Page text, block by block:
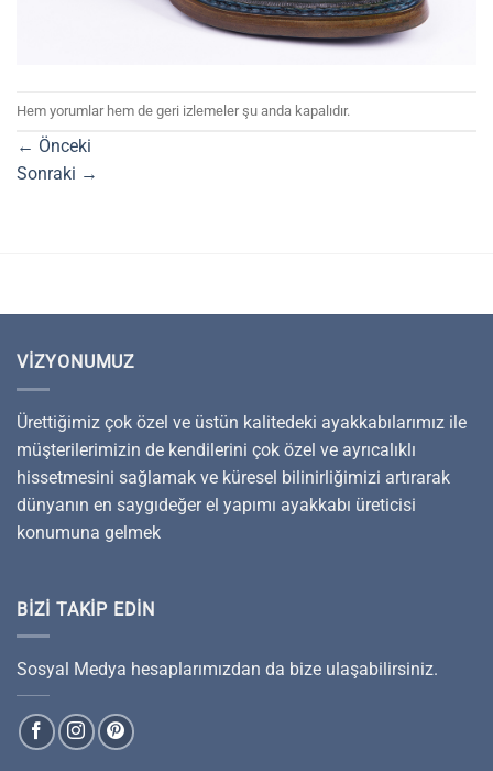
Hem yorumlar hem de geri izlemeler şu anda kapalıdır.
← Önceki
Sonraki →
VIZYONUMUZ
Ürettiğimiz çok özel ve üstün kalitedeki ayakkabılarımız ile
müşterilerimizin de kendilerini çok özel ve ayrıcalıklı
hissetmesini sağlamak ve küresel bilinirliğimizi artırarak
dünyanın en saygıdeğer el yapımı ayakkabı üreticisi
konumuna gelmek
BIZI TAKIP EDIN
Sosyal Medya hesaplarımızdan da bize ulaşabilirsiniz.